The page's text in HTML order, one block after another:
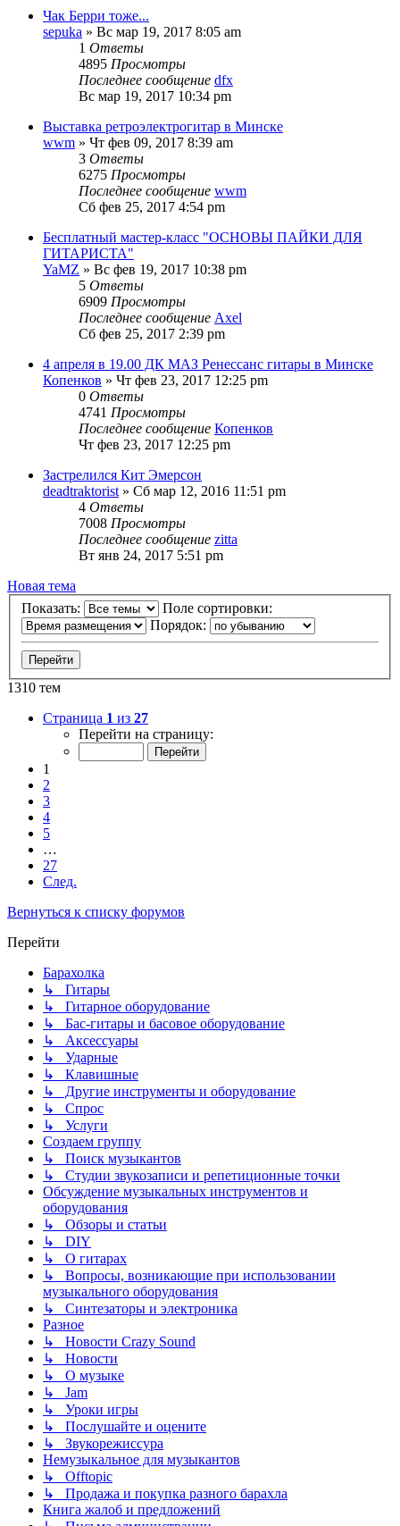
Чак Берри тоже...
sepuka » Вс мар 19, 2017 8:05 am
1 Ответы
4895 Просмотры
Последнее сообщение dfx
Вс мар 19, 2017 10:34 pm
Выставка ретроэлектрогитар в Минске
wwm » Чт фев 09, 2017 8:39 am
3 Ответы
6275 Просмотры
Последнее сообщение wwm
Сб фев 25, 2017 4:54 pm
Бесплатный мастер-класс "ОСНОВЫ ПАЙКИ ДЛЯ
ГИТАРИСТА"
YaMZ » Вс фев 19, 2017 10:38 pm
5 Ответы
6909 Просмотры
Последнее сообщение Axel
Сб фев 25, 2017 2:39 pm
4 апреля в 19.00 ДК МАЗ Ренессанс гитары в Минске
Копенков » Чт фев 23, 2017 12:25 pm
0 Ответы
4741 Просмотры
Последнее сообщение Копенков
Чт фев 23, 2017 12:25 pm
Застрелился Кит Эмерсон
deadtraktorist » Сб мар 12, 2016 11:51 pm
4 Ответы
7008 Просмотры
Последнее сообщение zitta
Вт янв 24, 2017 5:51 pm
Новая тема
Показать:
Поле сортировки:
Порядок:
1310 тем
Страница 1 из 27
Перейти на страницу:
1
2
3
4
5
…
27
След.
Вернуться к списку форумов
Перейти
Барахолка
↳ Гитары
↳ Гитарное оборудование
↳ Бас-гитары и басовое оборудование
↳ Аксессуары
↳ Ударные
↳ Клавишные
↳ Другие инструменты и оборудование
↳ Спрос
↳ Услуги
Создаем группу
↳ Поиск музыкантов
↳ Студии звукозаписи и репетиционные точки
Обсуждение музыкальных инструментов и
оборудования
↳ Обзоры и статьи
↳ DIY
↳ О гитарах
↳ Вопросы, возникающие при использовании
музыкального оборудования
↳ Синтезаторы и электроника
Разное
↳ Новости Crazy Sound
↳ Новости
↳ О музыке
↳ Jam
↳ Уроки игры
↳ Послушайте и оцените
↳ Звукорежиссура
Немузыкальное для музыкантов
↳ Offtopic
↳ Продажа и покупка разного барахла
Книга жалоб и предложений